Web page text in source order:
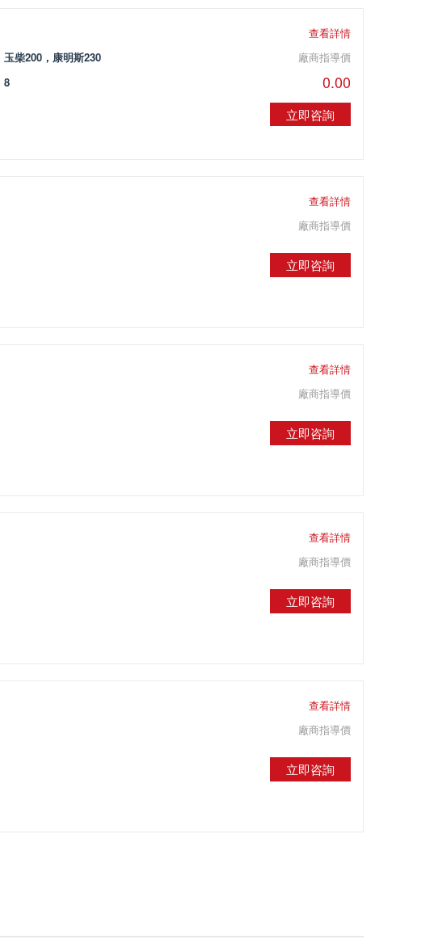
查看詳情
玉柴200，康明斯230
8
廠商指導價
0.00
立即咨詢
查看詳情
廠商指導價
立即咨詢
查看詳情
廠商指導價
立即咨詢
查看詳情
廠商指導價
立即咨詢
查看詳情
廠商指導價
立即咨詢